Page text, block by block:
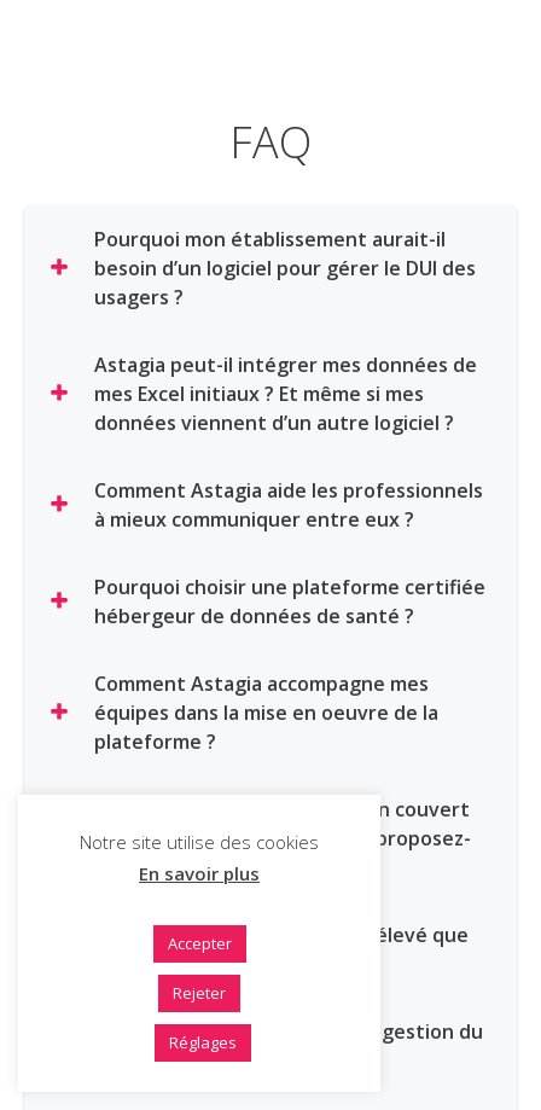
FAQ
Pourquoi mon établissement aurait-il
besoin d’un logiciel pour gérer le DUI des
usagers ?
Astagia peut-il intégrer mes données de
mes Excel initiaux ? Et même si mes
données viennent d’un autre logiciel ?
Comment Astagia aide les professionnels
à mieux communiquer entre eux ?
Pourquoi choisir une plateforme certifiée
hébergeur de données de santé ?
Comment Astagia accompagne mes
équipes dans la mise en oeuvre de la
plateforme ?
En cas de besoin spécifique non couvert
par Astagia, quelles solutions proposez-
vous ?
Le modèle tarifaire est-il plus élevé que
d’autres solutions ?
Astagia peut-il m’aider dans la gestion du
Notre site utilise des cookies
En savoir plus
Accepter
Rejeter
Réglages